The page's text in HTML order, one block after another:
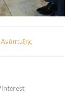
Ανάπτυξης